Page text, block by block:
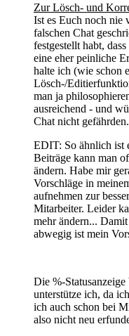
Zur Lösch- und
Ist es Euch noch nie
falschen Chat
festgestellt habt,
eine eher peinliche
halte ich (wie schon
Lösch-/
man ja
ausreichend - und
Chat nicht gefährden.
EDIT: So ähnlich ist
Beiträge kann man
ändern. Habe mir
Vorschläge in
aufnehmen zur
Mitarbeiter. Leider
mehr ändern...
abwegig ist mein
Die %-
unterstütze ich, da
ich auch schon bei
also nicht neu